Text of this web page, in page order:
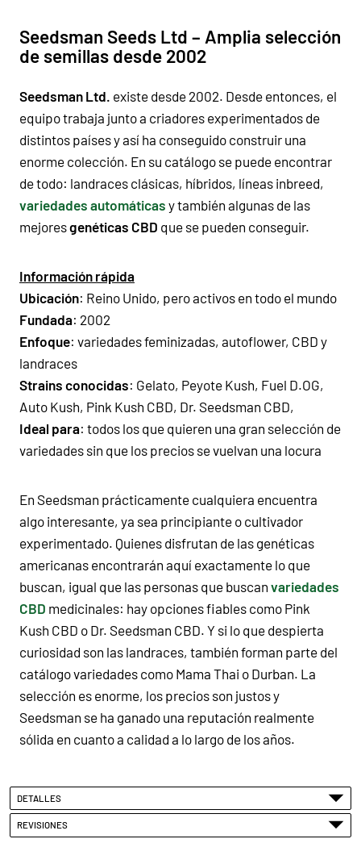
Seedsman Seeds Ltd – Amplia selección
de semillas desde 2002
Seedsman Ltd. existe desde 2002. Desde entonces, el
equipo trabaja junto a criadores experimentados de
distintos países y así ha conseguido construir una
enorme colección. En su catálogo se puede encontrar
de todo: landraces clásicas, híbridos, líneas inbreed,
variedades automáticas y también algunas de las
mejoresgenéticas CBD que se pueden conseguir.
Información rápida
Ubicación: Reino Unido, pero activos en todo el mundo
Fundada: 2002
Enfoque: variedades feminizadas, autoflower, CBD y
landraces
Strains conocidas: Gelato, Peyote Kush, Fuel D.OG,
Auto Kush, Pink Kush CBD, Dr. Seedsman CBD,
Ideal para: todos los que quieren una gran selección de
variedades sin que los precios se vuelvan una locura
En Seedsman prácticamente cualquiera encuentra
algo interesante, ya sea principiante o cultivador
experimentado. Quienes disfrutan de las genéticas
americanas encontrarán aquí exactamente lo que
buscan, igual que las personas que buscan variedades
CBD medicinales: hay opciones fiables como Pink
Kush CBD o Dr. Seedsman CBD. Y si lo que despierta
curiosidad son las landraces, también forman parte del
catálogo variedades como Mama Thai o Durban. La
selección es enorme, los precios son justos y
Seedsman se ha ganado una reputación realmente
sólida en cuanto a calidad a lo largo de los años.
DETALLES
REVISIONES